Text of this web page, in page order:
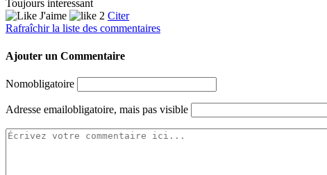
Toujours interessant
J'aime
2 Citer
Rafraîchir la liste des commentaires
Ajouter un Commentaire
Nomobligatoire
Adresse emailobligatoire, mais pas visible